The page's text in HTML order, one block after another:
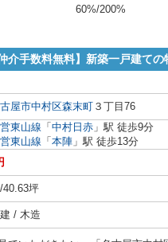
60%/200%
介手数料無料】新築一戸建ての
屋市中村区森末町 ３丁目76
東山線 「 中村日赤 」駅 徒歩9分
東山線 「 本陣 」駅 徒歩13分
40.63坪
/ 木造